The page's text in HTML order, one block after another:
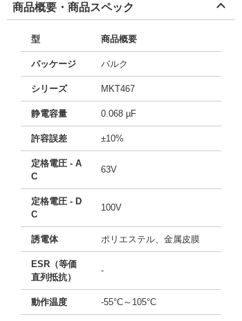
商品概要・商品スペック
型 商品概要
パッケージ バルク
シリーズ MKT467
静電容量 0.068 µF
許容誤差 ±10%
定格電圧 - A
C
63V
定格電圧 - D
C
100V
誘電体 ポリエステル、金属皮膜
ESR（等価
直列抵抗）
-
動作温度 -55°C～105°C